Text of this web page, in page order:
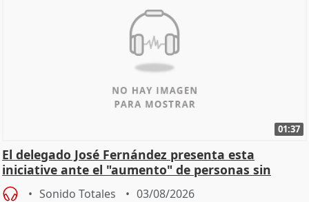
01:37
El delegado José Fernández presenta esta
iniciative ante el "aumento" de personas sin
hogar en Madri
Sonido Totales 03/08/2026